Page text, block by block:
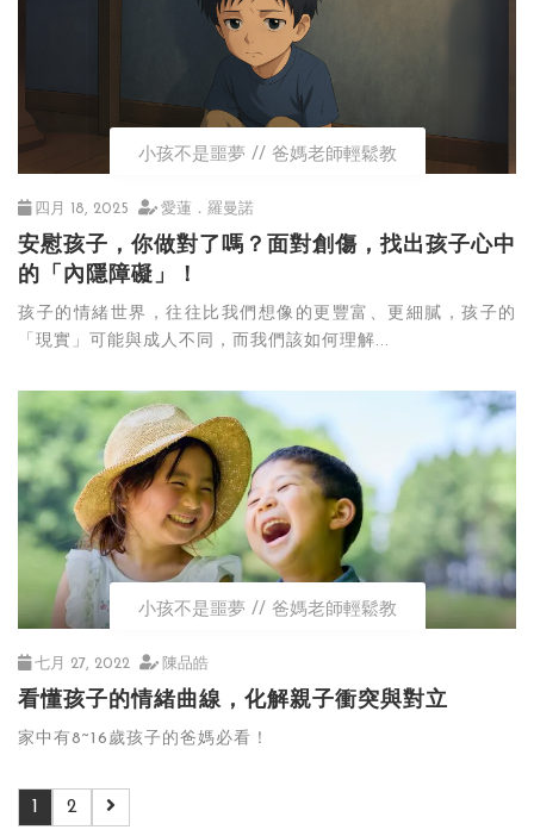
小孩不是噩夢 爸媽老師輕鬆教
四月 18, 2025 愛蓮．羅曼諾
安慰孩子，你做對了嗎？面對創傷，找出孩子心中
的「內隱障礙」！
孩子的情緒世界，往往比我們想像的更豐富、更細膩，孩子的
「現實」可能與成人不同，而我們該如何理解...
小孩不是噩夢 爸媽老師輕鬆教
七月 27, 2022 陳品皓
看懂孩子的情緒曲線，化解親子衝突與對立
家中有8~16歲孩子的爸媽必看！
1 2